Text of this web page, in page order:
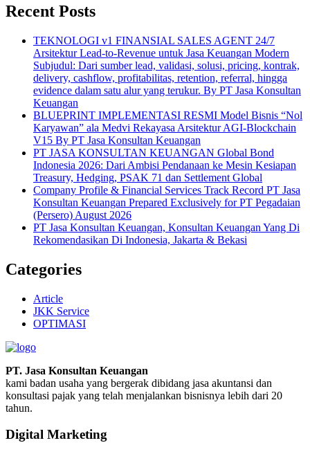
Recent Posts
TEKNOLOGI v1 FINANSIAL SALES AGENT 24/7
Arsitektur Lead-to-Revenue untuk Jasa Keuangan Modern
Subjudul: Dari sumber lead, validasi, solusi, pricing, kontrak,
delivery, cashflow, profitabilitas, retention, referral, hingga
evidence dalam satu alur yang terukur. By PT Jasa Konsultan
Keuangan
BLUEPRINT IMPLEMENTASI RESMI Model Bisnis “Nol
Karyawan” ala Medvi Rekayasa Arsitektur AGI-Blockchain
V15 By PT Jasa Konsultan Keuangan
PT JASA KONSULTAN KEUANGAN Global Bond
Indonesia 2026: Dari Ambisi Pendanaan ke Mesin Kesiapan
Treasury, Hedging, PSAK 71 dan Settlement Global
Company Profile & Financial Services Track Record PT Jasa
Konsultan Keuangan Prepared Exclusively for PT Pegadaian
(Persero) August 2026
PT Jasa Konsultan Keuangan, Konsultan Keuangan Yang Di
Rekomendasikan Di Indonesia, Jakarta & Bekasi
Categories
Article
JKK Service
OPTIMASI
PT. Jasa Konsultan Keuangan
kami badan usaha yang bergerak dibidang jasa akuntansi dan
konsultasi pajak yang telah menjalankan bisnisnya lebih dari 20
tahun.
Digital Marketing